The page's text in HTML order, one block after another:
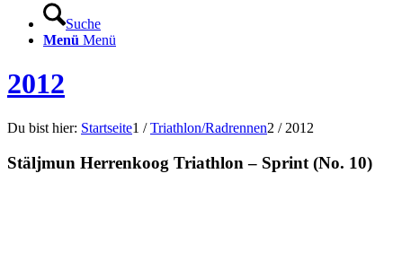
Suche
Menü Menü
2012
Du bist hier: Startseite1 / Triathlon/Radrennen2 / 2012
Stäljmun Herrenkoog Triathlon – Sprint (No. 10)